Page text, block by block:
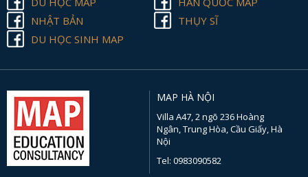
NHẬT BẢN
THỤY SĨ
DU HỌC SINH MAP
MAP HÀ NỘI
Villa A47, 2 ngõ 236 Hoàng
Ngân, Trung Hòa, Cầu Giấy, Hà
Nội
Tel: 0983090582